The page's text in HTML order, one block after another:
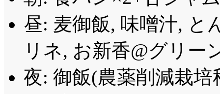
ゃないんですけど。
何時もと変わらない,
憶えているから。憶
が新しい……いや, 新
路が時々目を開けて
TRICK その1……その
色の蛇で。なんつー
に, 『虎と少女とサー
OP: 良く見たらちゃ
数学……夏奈65点, ケ
「藤岡君, そこまで言
悪い事した!?」報わ
昼: 麦御飯, 味噌汁, と
リネ, お新香@グリー
夜: 御飯(農薬削減栽